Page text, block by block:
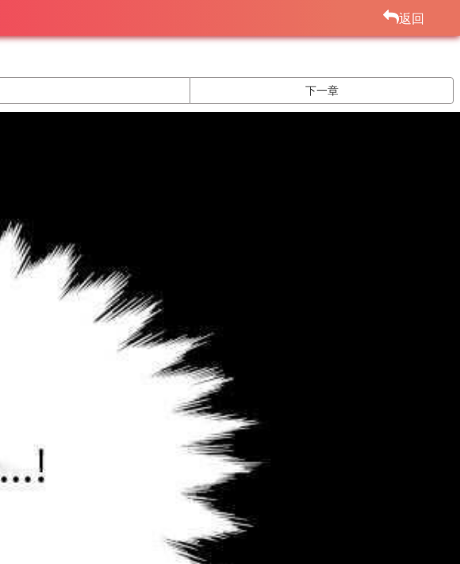
返回
下一章